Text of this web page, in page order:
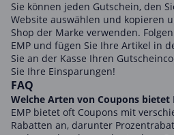
Sie können jeden Gutschein, den
Website auswählen und kopieren
Shop der Marke verwenden.
EMP und fügen Sie Ihre Artikel in
Sie an der Kasse Ihren
Sie Ihre Einsparungen!
FAQ
Welche Arten von Coupons bietet
EMP bietet oft Coupons mit
Rabatten an, darunter